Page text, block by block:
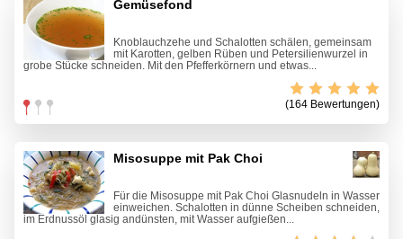
Gemüsefond
Knoblauchzehe und Schalotten schälen, gemeinsam
mit Karotten, gelben Rüben und Petersilienwurzel in
grobe Stücke schneiden. Mit den Pfefferkörnern und etwas...
(164 Bewertungen)
Misosuppe mit Pak Choi
Für die Misosuppe mit Pak Choi Glasnudeln in Wasser
einweichen. Schalotten in dünne Scheiben schneiden,
im Erdnussöl glasig andünsten, mit Wasser aufgießen...